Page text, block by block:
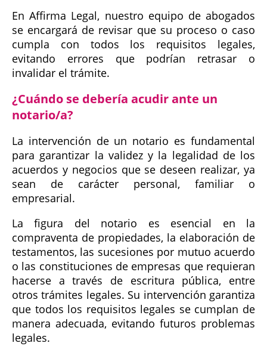
En Affirma Legal, nuestro equipo de abogados
se encargará de revisar que su proceso o caso
cumpla con todos los requisitos legales,
evitando errores que podrían retrasar o
invalidar el trámite.
¿Cuándo se debería acudir ante un
notario/a?
La intervención de un notario es fundamental
para garantizar la validez y la legalidad de los
acuerdos y negocios que se deseen realizar, ya
sean de carácter personal, familiar o
empresarial.
La figura del notario es esencial en la
compraventa de propiedades, la elaboración de
testamentos, las sucesiones por mutuo acuerdo
o las constituciones de empresas que requieran
hacerse a través de escritura pública, entre
otros trámites legales. Su intervención garantiza
que todos los requisitos legales se cumplan de
manera adecuada, evitando futuros problemas
legales.